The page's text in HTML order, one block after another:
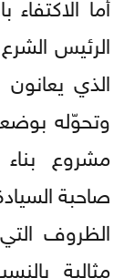
الرئيس
الذي
وتحوّله
مشروع بناء
صاحبة
الظروف
مثالية